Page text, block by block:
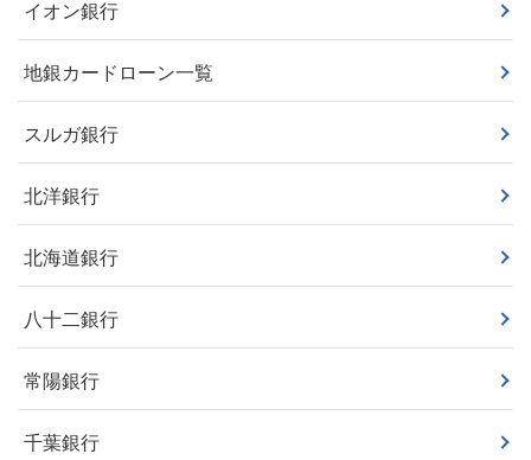
イオン銀行
地銀カードローン一覧
スルガ銀行
北洋銀行
北海道銀行
八十二銀行
常陽銀行
千葉銀行